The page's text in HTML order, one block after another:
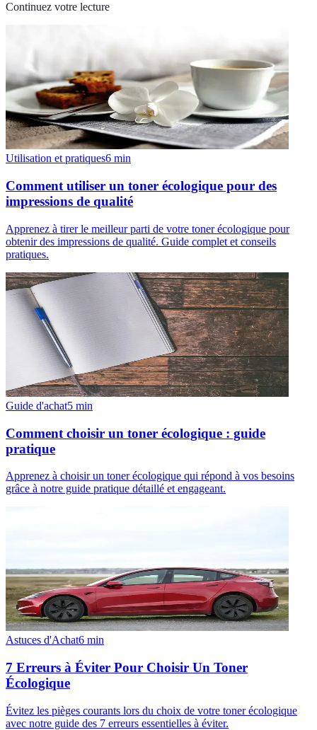
Continuez votre lecture
Utilisation et pratiques6 min
Comment utiliser un toner écologique pour des
impressions de qualité
Apprenez à tirer le meilleur parti de votre toner écologique pour
obtenir des impressions de qualité. Guide complet et conseils
pratiques.
Guide d'achat5 min
Comment choisir un toner écologique : guide
pratique
Apprenez à choisir un toner écologique qui répond à vos besoins
grâce à notre guide pratique détaillé et engageant.
Astuces d'Achat6 min
7 Erreurs à Éviter Pour Choisir Un Toner
Écologique
Évitez les pièges courants lors du choix de votre toner écologique
avec notre guide des 7 erreurs essentielles à éviter.